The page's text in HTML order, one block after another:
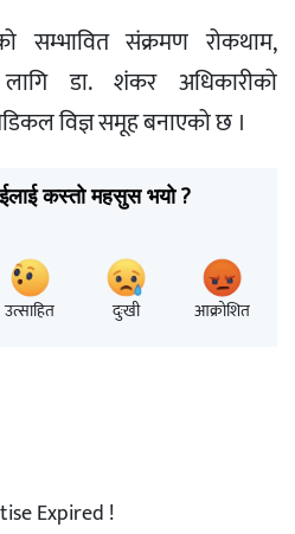
सम्भावित संक्रमण रोकथाम,
डा. शंकर अधिकारीको
विज्ञ समूह बनाएको छ ।
कस्तो महसुस भयो ?
उत्साहित दुःखी आक्रोशित
Expired !